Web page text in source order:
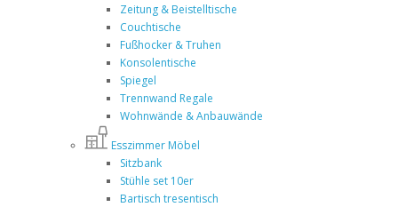
Zeitung & Beistelltische
Couchtische
Fußhocker & Truhen
Konsolentische
Spiegel
Trennwand Regale
Wohnwände & Anbauwände
Esszimmer Möbel
Sitzbank
Stühle set 10er
Bartisch tresentisch